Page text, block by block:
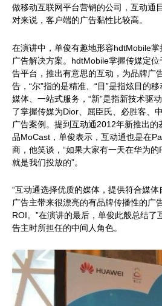
做移动互联网平台营销的公司，互动通
对来说，客户端的广告黏性比较高。
在演讲中，单俊有趣地形容hdtMobile
广告解决方案。hdtMobile掌握传媒定
告平台，推出有意思的互动，为品牌广
告，“尔”指的是精准、“目”是指炫目的
媒体、一站式服务，“新”是指新技术驱
了掌握传媒为Dior、屈臣氏、必胜客、
广告案例。提到互动通2012年新推出
品MoCast，单俊表示，互动通也是在
商，他笑谈，“如果大家有一天在华为
就是我们投放的”。
“互动通选择优质的媒体，提供符合媒
广告主带来很漂亮的有品牌传播性的广
ROI。”在演讲的最后，单俊此般总结了
告主时所担任的中间人角色。